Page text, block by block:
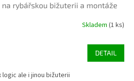
rybářskou bižuterii a montáže
Skladem (1 ks)
DETAIL
logic ale i jinou bižuterii